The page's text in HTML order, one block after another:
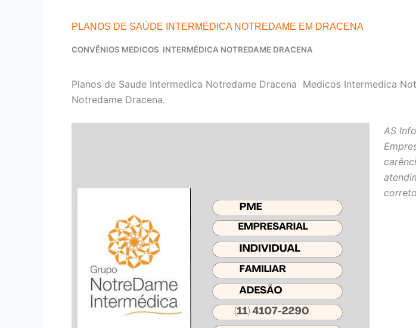
PLANOS DE SAÚDE INTERMÉDICA NOTREDAME EM DRACENA
CONVÊNIOS MEDICOS INTERMÉDICA NOTREDAME DRACENA
Planos de Saude Intermedica Notredame Dracena Medicos Intermedica
Notredame Dracena.
AS